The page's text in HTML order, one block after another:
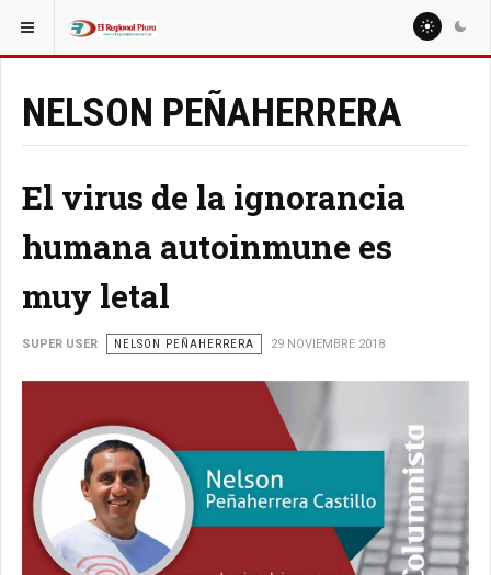
ESTÁ AQUÍ: COLUMNISTAS
NELSON PEÑAHERRERA
El virus de la ignorancia
humana autoinmune es
muy letal
SUPER USER NELSON PEÑAHERRERA 29 NOVIEMBRE 2018